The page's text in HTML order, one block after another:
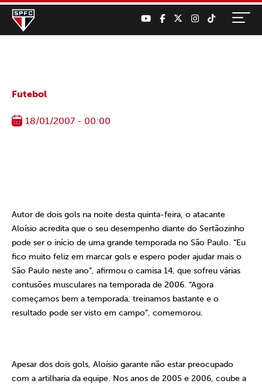
Futebol
18/01/2007 - 00:00
Autor de dois gols na noite desta quinta-feira, o atacante
Aloísio acredita que o seu desempenho diante do Sertãozinho
pode ser o início de uma grande temporada no São Paulo. “Eu
fico muito feliz em marcar gols e espero poder ajudar mais o
São Paulo neste ano”, afirmou o camisa 14, que sofreu várias
contusões musculares na temporada de 2006. “Agora
começamos bem a temporada, treinamos bastante e o
resultado pode ser visto em campo”, comemorou.
Apesar dos dois gols, Aloísio garante não estar preocupado
com a artilharia da equipe. Nos anos de 2005 e 2006, coube a